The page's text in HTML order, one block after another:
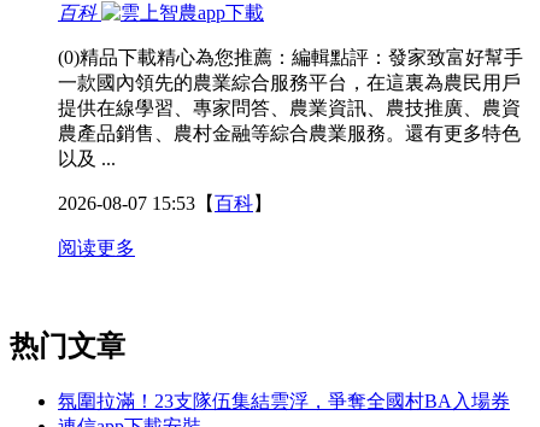
百科
(0)精品下載精心為您推薦：編輯點評：發家致富好幫手
一款國內領先的農業綜合服務平台，在這裏為農民用戶
提供在線學習、專家問答、農業資訊、農技推廣、農資
農產品銷售、農村金融等綜合農業服務。還有更多特色
以及 ...
2026-08-07 15:53 【百科】
阅读更多
热门文章
氛圍拉滿！23支隊伍集結雲浮，爭奪全國村BA入場券